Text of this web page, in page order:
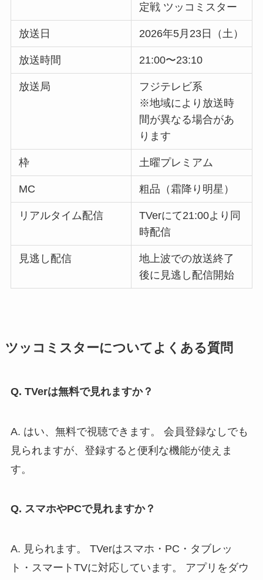
定戦 ツッコミスター
放送日 2026年5月23日（土）
放送時間 21:00〜23:10
放送局
フジテレビ系
※地域により放送時
間が異なる場合があ
ります
枠 土曜プレミアム
MC 粗品（霜降り明星）
リアルタイム配信
TVerにて21:00より同
時配信
見逃し配信
地上波での放送終了
後に見逃し配信開始
ツッコミスターについてよくある質問
Q. TVerは無料で見れますか？
A. はい、無料で視聴できます。 会員登録なしでも
見られますが、登録すると便利な機能が使えま
す。
Q. スマホやPCで見れますか？
A. 見られます。 TVerはスマホ・PC・タブレッ
ト・スマートTVに対応しています。 アプリをダウ